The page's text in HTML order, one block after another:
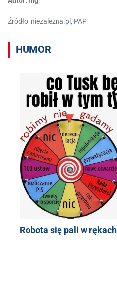
Źródło: niezalezna.pl, PAP
HUMOR
Robota się pali w rękach